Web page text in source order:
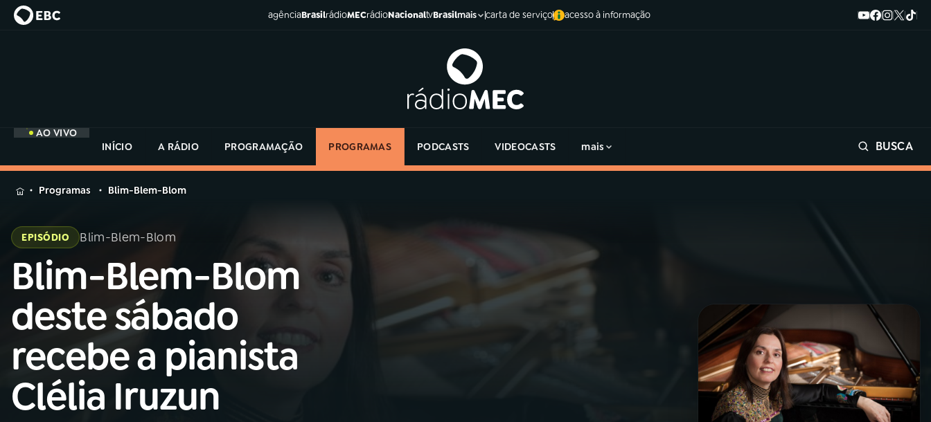
agênciaBrasilrádioMECrádioNacionaltvBrasilmais carta de serviço acesso à informação
AO VIVO
INÍCIO
A RÁDIO PROGRAMAÇÃO PROGRAMAS PODCASTS VIDEOCASTS mais BUSCA
MENU
Buscar
na
Rádio
MEC
Início AO VIVO
01INÍCIO
02A RÁDIO
na
Rádio
Programas Blim-Blem-Blom
EPISÓDIO Blim-Blem-Blom
Blim-Blem-Blom
deste sábado
recebe a pianista
Clélia Iruzun